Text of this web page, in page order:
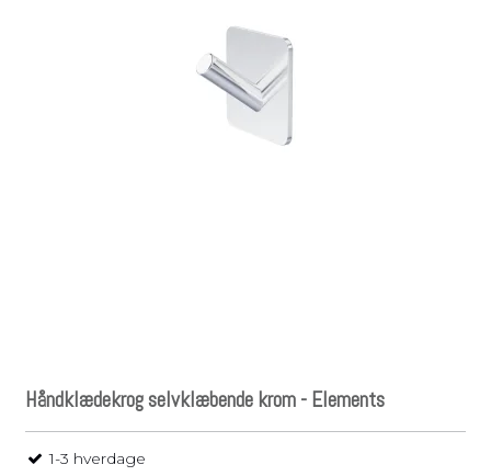
Håndklædekrog selvklæbende krom - Elements
1-3 hverdage